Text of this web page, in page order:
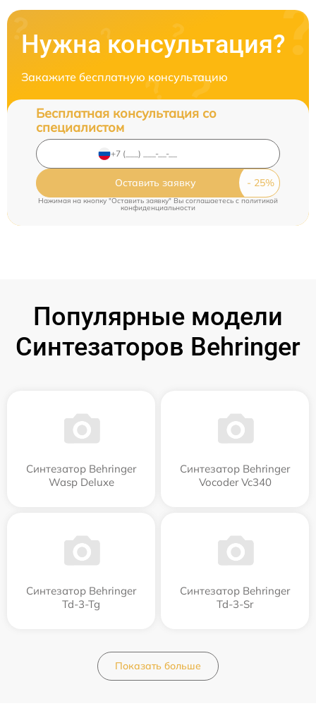
Нужна консультация?
Закажите бесплатную консультацию
Бесплатная консультация со
специалистом
Оставить заявку
Нажимая на кнопку "Оставить заявку" Вы соглашаетесь cполитикой
конфиденциальности
Популярные модели
Синтезаторов Behringer
Синтезатор Behringer
Wasp Deluxe
Синтезатор Behringer
Vocoder Vc340
Синтезатор Behringer
Td-3-Tg
Синтезатор Behringer
Td-3-Sr
Показать больше